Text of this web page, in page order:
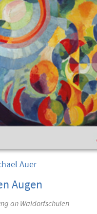
Auer
Augen
an Waldorfschulen